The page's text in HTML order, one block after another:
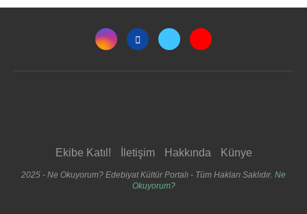
Ekibe Katıl! İletişim Hakkında Künye
2025 - Ne Okuyorum? Edebiyat Kültür Portalı - Tüm Hakları Saklıdır. Ne
Okuyorum?